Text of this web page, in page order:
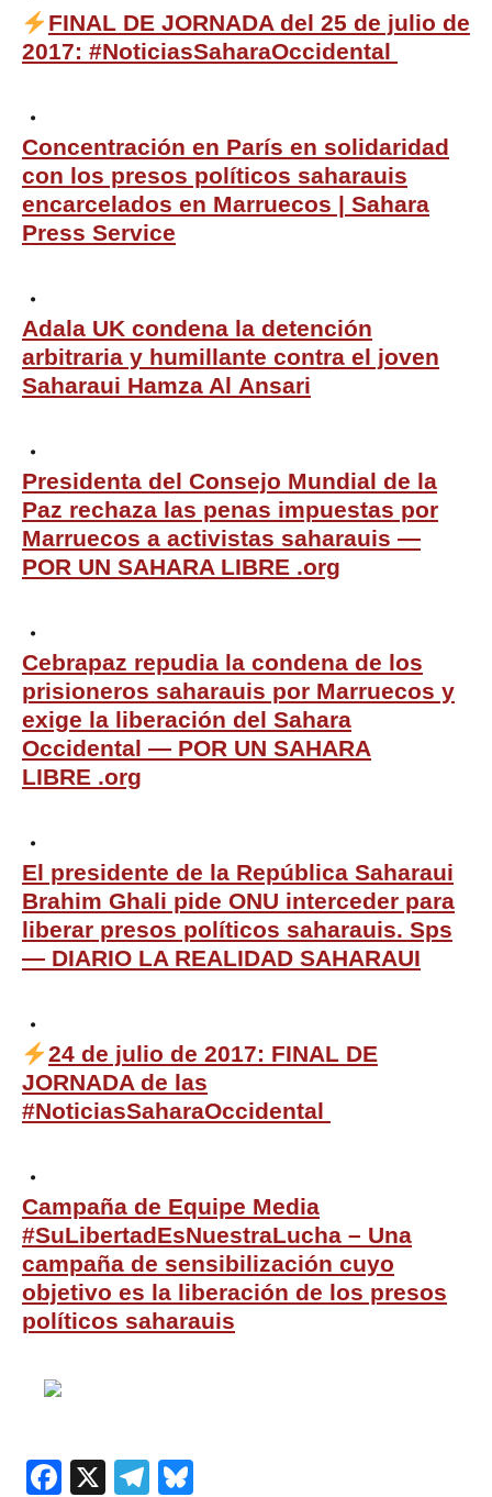
FINAL DE JORNADA del 25 de julio de
2017: #NoticiasSaharaOccidental
Concentración en París en solidaridad
con los presos políticos saharauis
encarcelados en Marruecos | Sahara
Press Service
Adala UK condena la detención
arbitraria y humillante contra el joven
Saharaui Hamza Al Ansari
Presidenta del Consejo Mundial de la
Paz rechaza las penas impuestas por
Marruecos a activistas saharauis —
POR UN SAHARA LIBRE .org
Cebrapaz repudia la condena de los
prisioneros saharauis por Marruecos y
exige la liberación del Sahara
Occidental — POR UN SAHARA
LIBRE .org
El presidente de la República Saharaui
Brahim Ghali pide ONU interceder para
liberar presos políticos saharauis. Sps
— DIARIO LA REALIDAD SAHARAUI
24 de julio de 2017: FINAL DE
JORNADA de las
#NoticiasSaharaOccidental
‎Campaña de Equipe Media
#SuLibertadEsNuestraLucha – Una
campaña de sensibilización cuyo
objetivo es la liberación de los presos
políticos saharauis
Facebook
X Telegram